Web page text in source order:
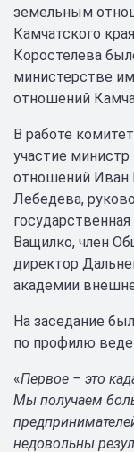
земельным
Камчатского
Коростелева
министерстве
отношений
В работе
участие
отношений Иван
Лебедева,
Ващилко, член
директор
академии
На заседание
по профилю
«Первое – это
Мы получаем
недовольны